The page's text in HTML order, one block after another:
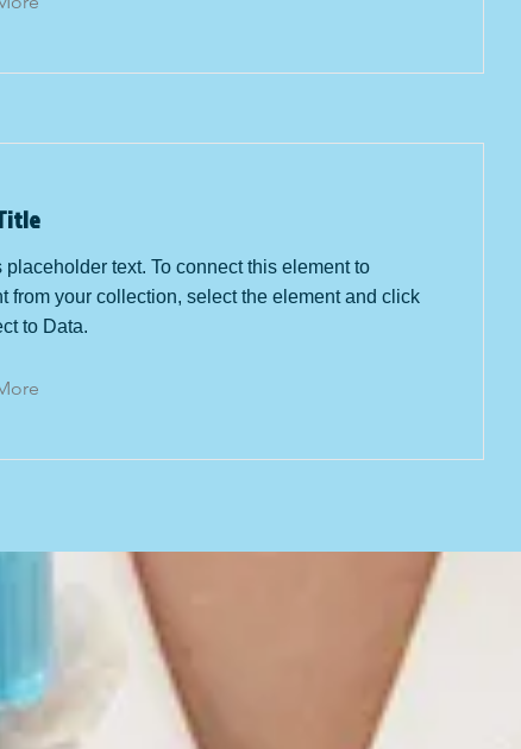
placeholder text. To connect this element to
from your collection, select the element and click
to Data.